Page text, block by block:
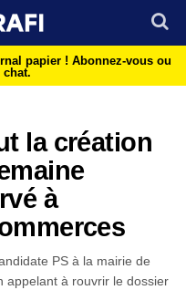
papier ! Abonnez-vous ou
chat.
la création
à
PS à la mairie de
appelant à rouvrir le dossier